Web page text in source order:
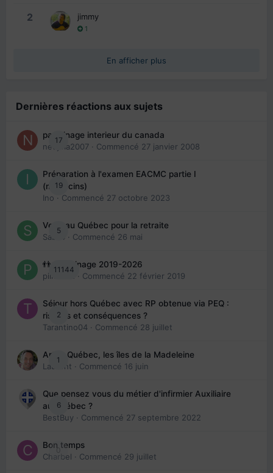
2 jimmy
1
En afficher plus
Dernières réactions aux sujets
17
parrainage interieur du canada
nedjma2007 · Commencé 27 janvier 2008
19
Préparation à l'examen EACMC partie I
(médecins)
Ino · Commencé 27 octobre 2023
5
Venir au Québec pour la retraite
Sab74
· Commencé 26 mai
11144
👬 Parrainage 2019-2026
piinoush
· Commencé 22 février 2019
2
Séjour hors Québec avec RP obtenue via PEQ :
risques et conséquences ?
Tarantino04 · Commencé 28 juillet
1
Arte : Québec, les îles de la Madeleine
Laurent · Commencé 16 juin
6
Que pensez vous du métier d'infirmier Auxiliaire
au Québec ?
BestBuy · Commencé 27 septembre 2022
0
Bon temps
Charbel · Commencé 29 juillet